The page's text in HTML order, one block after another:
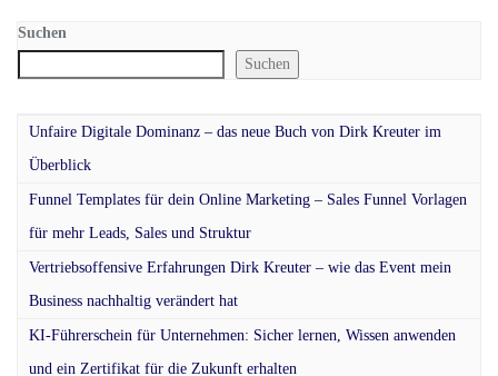
Suchen
Suchen
Unfaire Digitale Dominanz – das neue Buch von Dirk Kreuter im
Überblick
Funnel Templates für dein Online Marketing – Sales Funnel Vorlagen
für mehr Leads, Sales und Struktur
Vertriebsoffensive Erfahrungen Dirk Kreuter – wie das Event mein
Business nachhaltig verändert hat
KI-Führerschein für Unternehmen: Sicher lernen, Wissen anwenden
und ein Zertifikat für die Zukunft erhalten